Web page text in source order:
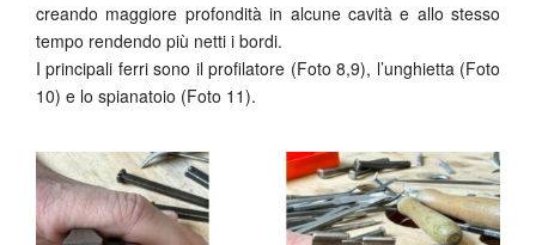
creando maggiore profondità in alcune cavità e allo stesso
tempo rendendo più netti i bordi.
I principali ferri sono il profilatore (Foto 8,9), l’unghietta (Foto
10) e lo spianatoio (Foto 11).